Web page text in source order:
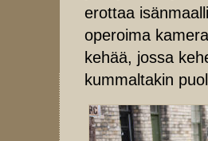
erottaa
operoima
kehää, jossa
kummaltakin